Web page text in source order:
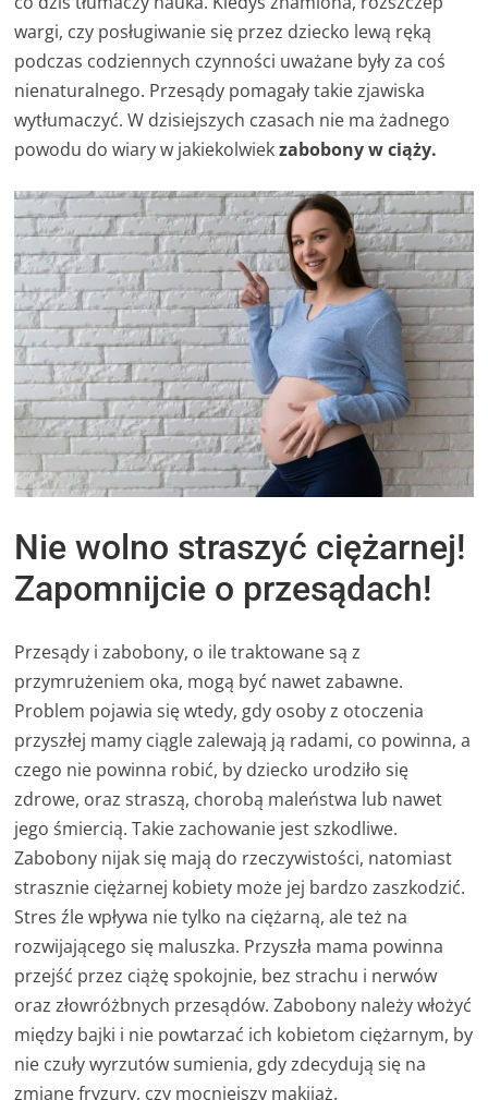
wargi, czy posługiwanie się przez dziecko lewą ręką
podczas codziennych czynności uważane były za coś
nienaturalnego. Przesądy pomagały takie zjawiska
wytłumaczyć. W dzisiejszych czasach nie ma żadnego
powodu do wiary w jakiekolwiekzabobony w ciąży.
Nie wolno straszyć ciężarnej!
Zapomnijcie o przesądach!
Przesądy i zabobony, o ile traktowane są z
przymrużeniem oka, mogą być nawet zabawne.
Problem pojawia się wtedy, gdy osoby z otoczenia
przyszłej mamy ciągle zalewają ją radami, co powinna, a
czego nie powinna robić, by dziecko urodziło się
zdrowe, oraz straszą, chorobą maleństwa lub nawet
jego śmiercią. Takie zachowanie jest szkodliwe.
Zabobony nijak się mają do rzeczywistości, natomiast
strasznie ciężarnej kobiety może jej bardzo zaszkodzić.
Stres źle wpływa nie tylko na ciężarną, ale też na
rozwijającego się maluszka. Przyszła mama powinna
przejść przez ciążę spokojnie, bez strachu i nerwów
oraz złowróżbnych przesądów. Zabobony należy włożyć
między bajki i nie powtarzać ich kobietom ciężarnym, by
nie czuły wyrzutów sumienia, gdy zdecydują się na
zmianę fryzury, czy mocniejszy makijaż.